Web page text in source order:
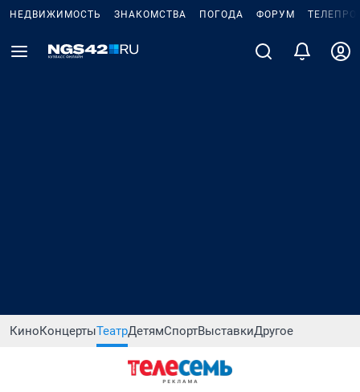
НЕДВИЖИМОСТЬ ЗНАКОМСТВА ПОГОДА ФОРУМ
КиноКонцертыТеатрДетямСпортВыставкиДругое